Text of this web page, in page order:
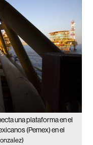
una plataforma en el
(Pemex) en el